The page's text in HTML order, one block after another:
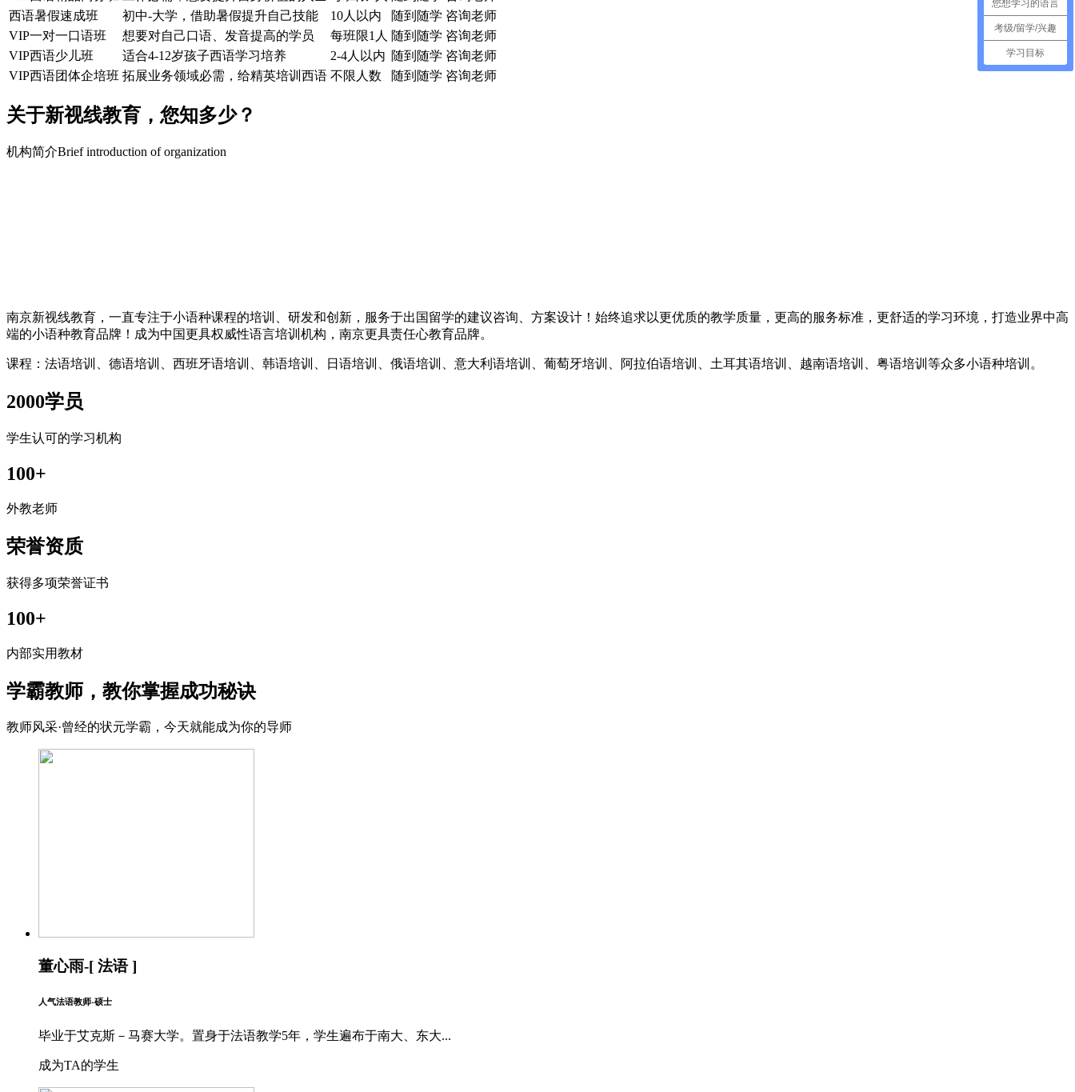
西语暑假速成班
初中-大学，借助暑假提升自己技能 10人以内 随到随学 咨询老师
VIP一对一口语班
想要对自己口语、发音提高的学员 每班限1人 随到随学 咨询老师
VIP西语少儿班
适合4-12岁孩子西语学习培养 2-4人以内 随到随学 咨询老师
VIP西语团体企培班 拓展业务领域必需，给精英培训西语 不限人数 随到随学 咨询老师
关于新视线教育，您知多少？
机构简介Brief introduction of organization
南京新视线教育，一直专注于小语种课程的培训、研发和创新，服务于出国留学的建议咨询、方案设计！始终追求以更优质的教学质量，更高的服务标准，更舒适的学习环境，打造业界中高
端的小语种教育品牌！成为中国更具权威性语言培训机构，南京更具责任心教育品牌。
课程：法语培训、德语培训、西班牙语培训、韩语培训、日语培训、俄语培训、意大利语培训、葡萄牙培训、阿拉伯语培训、土耳其语培训、越南语培训、粤语培训等众多小语种培训。
2000学员
学生认可的学习机构
100+
外教老师
荣誉资质
获得多项荣誉证书
100+
内部实用教材
学霸教师，教你掌握成功秘诀
教师风采·曾经的状元学霸，今天就能成为你的导师
董心雨-[ 法语 ]
人气法语教师-硕士
毕业于艾克斯－马赛大学。置身于法语教学5年，学生遍布于南大、东大...
成为TA的学生
您想学习的语言
考级/留学/兴趣
学习目标